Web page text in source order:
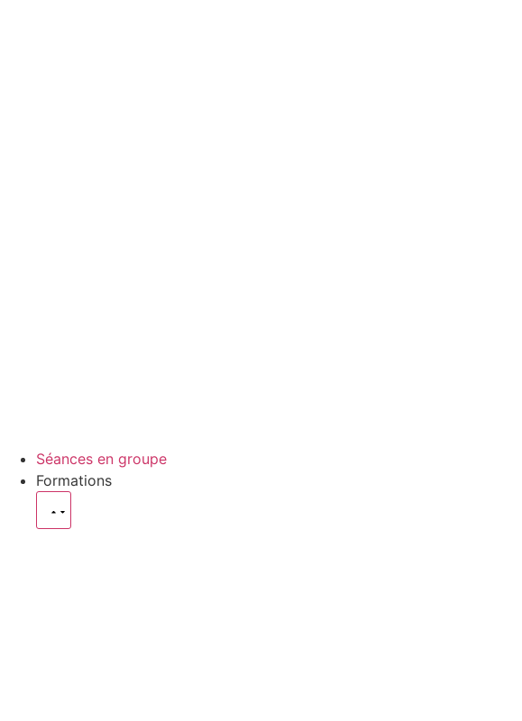
Séances en groupe
Formations